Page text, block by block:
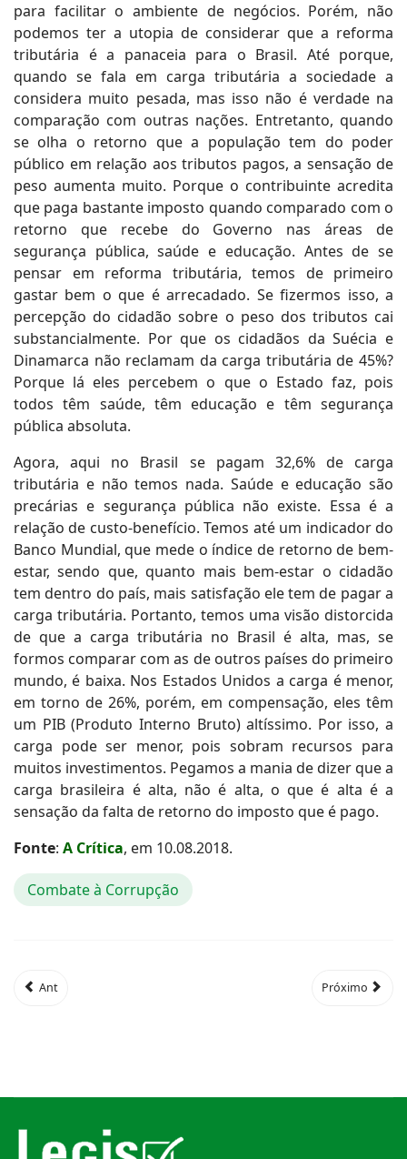
para facilitar o ambiente de negócios. Porém, não
podemos ter a utopia de considerar que a reforma
tributária é a panaceia para o Brasil. Até porque,
quando se fala em carga tributária a sociedade a
considera muito pesada, mas isso não é verdade na
comparação com outras nações. Entretanto, quando
se olha o retorno que a população tem do poder
público em relação aos tributos pagos, a sensação de
peso aumenta muito. Porque o contribuinte acredita
que paga bastante imposto quando comparado com o
retorno que recebe do Governo nas áreas de
segurança pública, saúde e educação. Antes de se
pensar em reforma tributária, temos de primeiro
gastar bem o que é arrecadado. Se fizermos isso, a
percepção do cidadão sobre o peso dos tributos cai
substancialmente. Por que os cidadãos da Suécia e
Dinamarca não reclamam da carga tributária de 45%?
Porque lá eles percebem o que o Estado faz, pois
todos têm saúde, têm educação e têm segurança
pública absoluta.
Agora, aqui no Brasil se pagam 32,6% de carga
tributária e não temos nada. Saúde e educação são
precárias e segurança pública não existe. Essa é a
relação de custo-benefício. Temos até um indicador do
Banco Mundial, que mede o índice de retorno de bem-
estar, sendo que, quanto mais bem-estar o cidadão
tem dentro do país, mais satisfação ele tem de pagar a
carga tributária. Portanto, temos uma visão distorcida
de que a carga tributária no Brasil é alta, mas, se
formos comparar com as de outros países do primeiro
mundo, é baixa. Nos Estados Unidos a carga é menor,
em torno de 26%, porém, em compensação, eles têm
um PIB (Produto Interno Bruto) altíssimo. Por isso, a
carga pode ser menor, pois sobram recursos para
muitos investimentos. Pegamos a mania de dizer que a
carga brasileira é alta, não é alta, o que é alta é a
sensação da falta de retorno do imposto que é pago.
Fonte: A Crítica, em 10.08.2018.
Combate à Corrupção
Ant Próximo